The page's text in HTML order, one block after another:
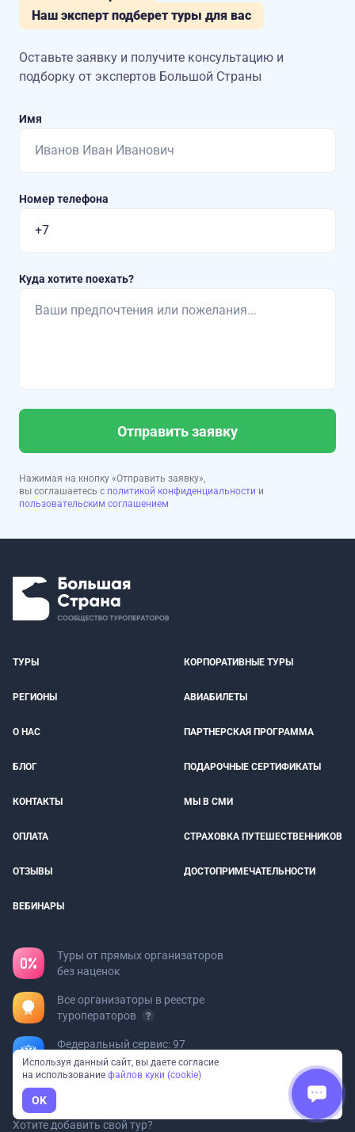
Наш эксперт подберет туры для вас
Оставьте заявку и получите консультацию и
подборку от экспертов Большой Страны
Имя
Номер телефона
Куда хотите поехать?
Отправить заявку
Нажимая на кнопку «Отправить заявку»,
вы соглашаетесь с политикой конфиденциальности и
пользовательским соглашением
ТУРЫ КОРПОРАТИВНЫЕ ТУРЫ
РЕГИОНЫ АВИАБИЛЕТЫ
О НАС ПАРТНЕРСКАЯ ПРОГРАММА
БЛОГ ПОДАРОЧНЫЕ СЕРТИФИКАТЫ
КОНТАКТЫ МЫ В СМИ
ОПЛАТА СТРАХОВКА ПУТЕШЕСТВЕННИКОВ
ОТЗЫВЫ ДОСТОПРИМЕЧАТЕЛЬНОСТИ
ВЕБИНАРЫ
Туры от прямых организаторов
без наценок
Все организаторы в реестре
туроператоров
Федеральный сервис: 97
направлений и 23 вида отдыха
Турфирмам
Хотите добавить свой тур?
Используя данный сайт, вы даете согласие
на использование файлов куки (cookie)
OK